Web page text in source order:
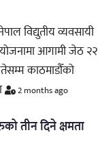
विद्युतीय व्यवसायी
आगामी जेठ २२
काठमाडौँको
2 months ago
तीन दिने क्षमता